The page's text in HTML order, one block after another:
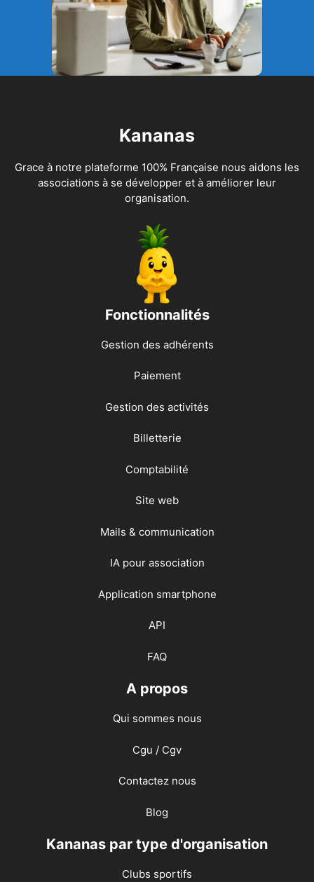
Kananas
Grace à notre plateforme 100% Française nous aidons les
associations à se développer et à améliorer leur
organisation.
Fonctionnalités
Gestion des adhérents
Paiement
Gestion des activités
Billetterie
Comptabilité
Site web
Mails & communication
IA pour association
Application smartphone
API
FAQ
A propos
Qui sommes nous
Cgu / Cgv
Contactez nous
Blog
Kananas par type d'organisation
Clubs sportifs